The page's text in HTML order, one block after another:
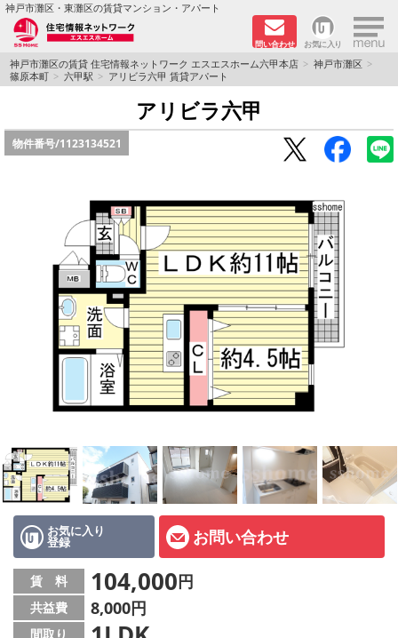
神戸市灘区・東灘区の賃貸マンション・アパート
問い合わせ お気に入り ×
TOPページ
学生さん向け物件
ペット飼育可物件
路線·駅から探す
地域から探す
地図から探す
店舗情報·アクセス
会社概要
メールでお問い合わせ
神戸市灘区の賃貸 住宅情報ネットワーク エスエスホーム六甲本店
神戸市灘区
篠原本町
六甲駅 アリビラ六甲 賃貸アパート
アリビラ六甲
物件番号/1123134521
お気に入り
登録 お問い合わせ
賃 料 104,000円
共益費 8,000円
間取り